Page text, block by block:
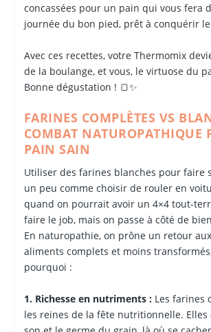
concassées pour un pain qui vous fera
journée du bon pied, prêt à conquérir
Avec ces recettes, votre Thermomix
de la boulange, et vous, le virtuose du
Bonne dégustation ! 🍞✨
FARINES COMPLÈTES VS
COMBAT NATUROPATHIQUE
PAIN SAIN
Utiliser des farines blanches pour faire
un peu comme choisir de rouler en
quand on pourrait avoir un 4×4 tout-
faire le job, mais on passe à côté de
En naturopathie, on prône un retour
aliments complets et moins
pourquoi :
1. Richesse en nutriments :Les farines
les reines de la fête nutritionnelle. Elles